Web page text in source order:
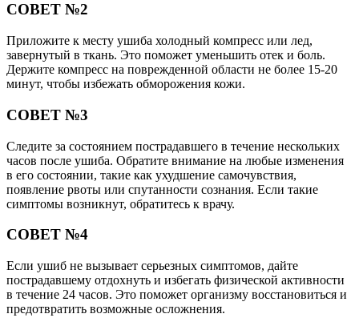
СОВЕТ №2
Приложите к месту ушиба холодный компресс или лед,
завернутый в ткань. Это поможет уменьшить отек и боль.
Держите компресс на поврежденной области не более 15-20
минут, чтобы избежать обморожения кожи.
СОВЕТ №3
Следите за состоянием пострадавшего в течение нескольких
часов после ушиба. Обратите внимание на любые изменения
в его состоянии, такие как ухудшение самочувствия,
появление рвоты или спутанности сознания. Если такие
симптомы возникнут, обратитесь к врачу.
СОВЕТ №4
Если ушиб не вызывает серьезных симптомов, дайте
пострадавшему отдохнуть и избегать физической активности
в течение 24 часов. Это поможет организму восстановиться и
предотвратить возможные осложнения.